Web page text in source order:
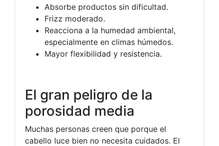
Absorbe productos sin dificultad.
Frizz moderado.
Reacciona a la humedad ambiental,
especialmente en climas húmedos.
Mayor flexibilidad y resistencia.
El gran peligro de la
porosidad media
Muchas personas creen que porque el
cabello luce bien no necesita cuidados. El